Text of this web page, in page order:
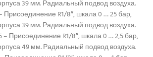
39 мм. Радиальный подвод воздуха.
R1/8″, шкала 0 … 25 бар,
39 мм. Радиальный подвод воздуха.
Присоединение R1/8″, шкала 0 … 2,5 бар,
49 мм. Радиальный подвод воздуха.